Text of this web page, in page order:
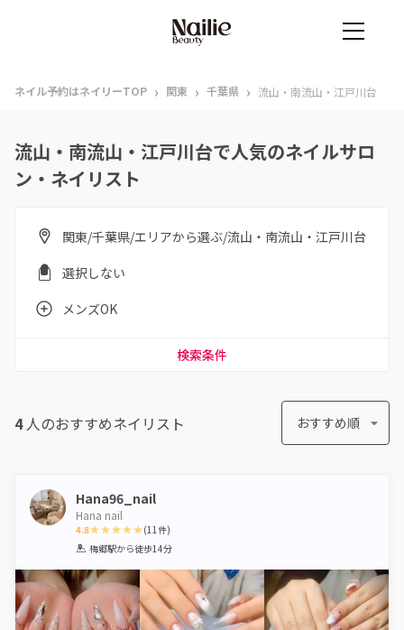
ネイル予約はネイリーTOP › 関東 › 千葉県 › 流山・南流山・江戸川台
流山・南流山・江戸川台で人気のネイルサロ
ン・ネイリスト
関東/千葉県/エリアから選ぶ/流山・南流山・江戸川台
選択しない
メンズOK
検索条件
4人のおすすめネイリスト おすすめ順
Hana96_nail
Hana nail
4.8
1 2 3 4 5
(11件)
梅郷駅から徒歩14分